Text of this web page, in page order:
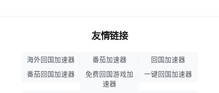
友情链接
海外回国加速器 番茄加速器
回国加速器
番茄回国加速器
免费回国游戏加
速器
一键回国加速器